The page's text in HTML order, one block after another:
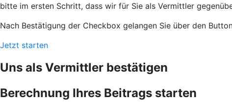
bitte im ersten Schritt, dass wir für Sie als Vermittler
Nach Bestätigung der Checkbox gelangen Sie über den
Jetzt starten
Uns als Vermittler bestätigen
Berechnung Ihres Beitrags starten